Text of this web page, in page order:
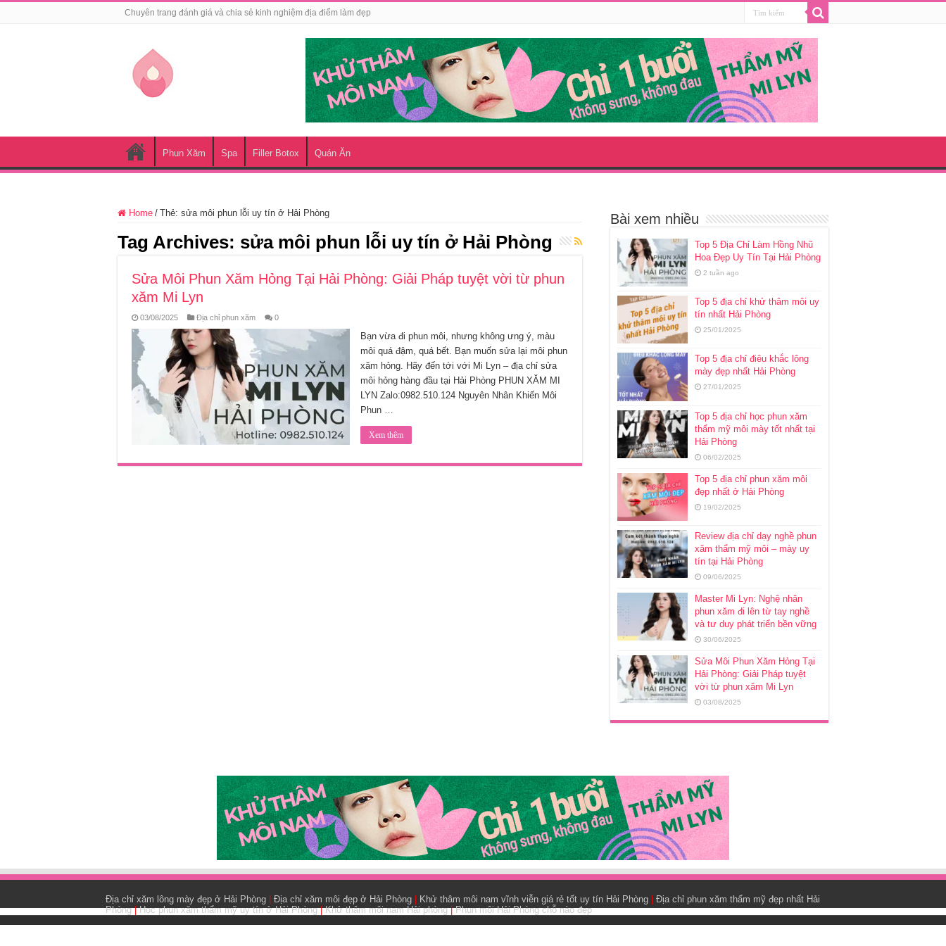
Chuyên trang đánh giá và chia sẻ kinh nghiệm địa điểm làm đẹp
Phun Xăm Spa Filler Botox Quán Ăn
Home / Thẻ: sửa môi phun lỗi uy tín ở Hải Phòng
Tag Archives: sửa môi phun lỗi uy tín ở Hải Phòng
Sửa Môi Phun Xăm Hỏng Tại Hải Phòng: Giải Pháp tuyệt vời từ phun
xăm Mi Lyn
03/08/2025 Địa chỉ phun xăm 0
Bạn vừa đi phun môi, nhưng không ưng ý, màu
môi quá đậm, quá bết. Bạn muốn sửa lại môi phun
xăm hỏng. Hãy đến tới với Mi Lyn – địa chỉ sửa
môi hỏng hàng đầu tại Hải Phòng PHUN XĂM MI
LYN Zalo:0982.510.124 Nguyên Nhân Khiến Môi
Phun …
Xem thêm
Bài xem nhiều
Top 5 Địa Chỉ Làm Hồng Nhũ
Hoa Đẹp Uy Tín Tại Hải Phòng
2 tuần ago
Top 5 địa chỉ khử thâm môi uy
tín nhất Hải Phòng
25/01/2025
Top 5 địa chỉ điêu khắc lông
mày đẹp nhất Hải Phòng
27/01/2025
Top 5 địa chỉ học phun xăm
thẩm mỹ môi mày tốt nhất tại
Hải Phòng
06/02/2025
Top 5 địa chỉ phun xăm môi
đẹp nhất ở Hải Phòng
19/02/2025
Review địa chỉ dạy nghề phun
xăm thẩm mỹ môi – mày uy
tín tại Hải Phòng
09/06/2025
Master Mi Lyn: Nghệ nhân
phun xăm đi lên từ tay nghề
và tư duy phát triển bền vững
30/06/2025
Sửa Môi Phun Xăm Hỏng Tại
Hải Phòng: Giải Pháp tuyệt
vời từ phun xăm Mi Lyn
03/08/2025
Địa chỉ xăm lông mày đẹp ở Hải Phòng| Địa chỉ xăm môi đẹp ở Hải Phòng| Khử thâm môi nam vĩnh viễn giá rẻ tốt uy tín Hải Phòng| Địa chỉ phun xăm thẩm mỹ đẹp nhất Hải
Phòng|Học phun xăm thẩm mỹ uy tín ở Hải Phòng|Khử thâm môi nam Hải phòng|Phun môi Hải Phòng chỗ nào đẹp